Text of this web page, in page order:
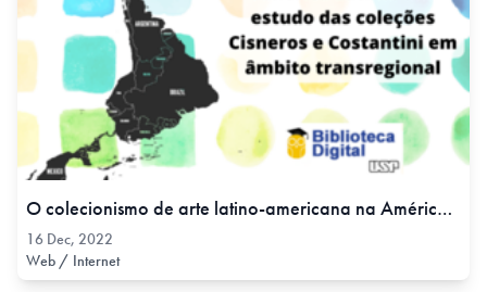
O colecionismo de arte latino-americana na América Latina: um estudo das coleções Cisneros e Costantini em âmbito transregional, 16 Dec, 2022
16 Dec, 2022
Web / Internet